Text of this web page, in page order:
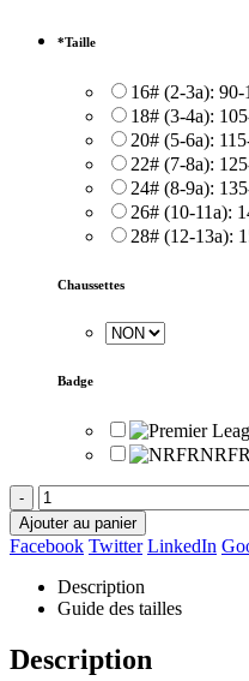
*Taille
16# (2-3a):
18# (3-4a):
20# (5-6a):
22# (7-8a):
24# (8-9a):
26# (10-11a):
28# (12-13a):
Chaussettes
Badge
-
Ajouter au panier
Facebook Twitter LinkedIn
Description
Guide des tailles
Description